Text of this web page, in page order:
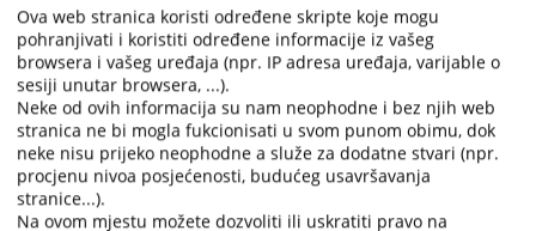
to
get
the
keyboard
shortcuts
for
changing
dates.
to
get
the
keyboard
shortcuts
for
changing
dates.
Ova web stranica koristi određene skripte koje mogu
pohranjivati i koristiti određene informacije iz vašeg
browsera i vašeg uređaja (npr. IP adresa uređaja, varijable o
sesiji unutar browsera, ...).
Neke od ovih informacija su nam neophodne i bez njih web
stranica ne bi mogla fukcionisati u svom punom obimu, dok
neke nisu prijeko neophodne a služe za dodatne stvari (npr.
procjenu nivoa posjećenosti, budućeg usavršavanja
stranice...).
Na ovom mjestu možete dozvoliti ili uskratiti pravo na